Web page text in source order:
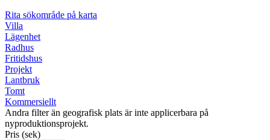
Rita sökområde på karta
Villa
Lägenhet
Radhus
Fritidshus
Projekt
Lantbruk
Tomt
Kommersiellt
Andra filter än geografisk plats är inte applicerbara på
nyproduktionsprojekt.
Pris (sek)